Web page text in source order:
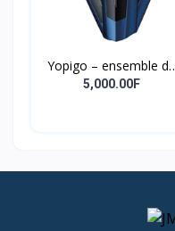
Yopigo – ensemble de
tondeuse à barbe 3 en 1
5,000.00F